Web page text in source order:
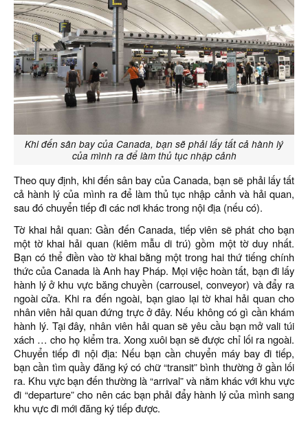
Khi đến sân bay của Canada, bạn sẽ phải lấy tất cả hành lý
của mình ra để làm thủ tục nhập cảnh
Theo quy định, khi đến sân bay của Canada, bạn sẽ phải lấy tất
cả hành lý của mình ra để làm thủ tục nhập cảnh và hải quan,
sau đó chuyển tiếp đi các nơi khác trong nội địa (nếu có).
Tờ khai hải quan: Gần đến Canada, tiếp viên sẽ phát cho bạn
một tờ khai hải quan (kiêm mẫu di trú) gồm một tờ duy nhất.
Bạn có thể điền vào tờ khai bằng một trong hai thứ tiếng chính
thức của Canada là Anh hay Pháp. Mọi việc hoàn tất, bạn đi lấy
hành lý ở khu vực băng chuyền (carrousel, conveyor) và đẩy ra
ngoài cửa. Khi ra đến ngoài, bạn giao lại tờ khai hải quan cho
nhân viên hải quan đứng trực ở đây. Nếu không có gì cần khám
hành lý. Tại đây, nhân viên hải quan sẽ yêu cầu bạn mở vali túi
xách … cho họ kiểm tra. Xong xuôi bạn sẽ được chỉ lối ra ngoài.
Chuyển tiếp đi nội địa: Nếu bạn cần chuyển máy bay đi tiếp,
bạn cần tìm quầy đăng ký có chữ “transit” bình thường ở gần lối
ra. Khu vực bạn đến thường là “arrival” và nằm khác với khu vực
đi “departure” cho nên các bạn phải đẩy hành lý của mình sang
khu vực đi mới đăng ký tiếp được.